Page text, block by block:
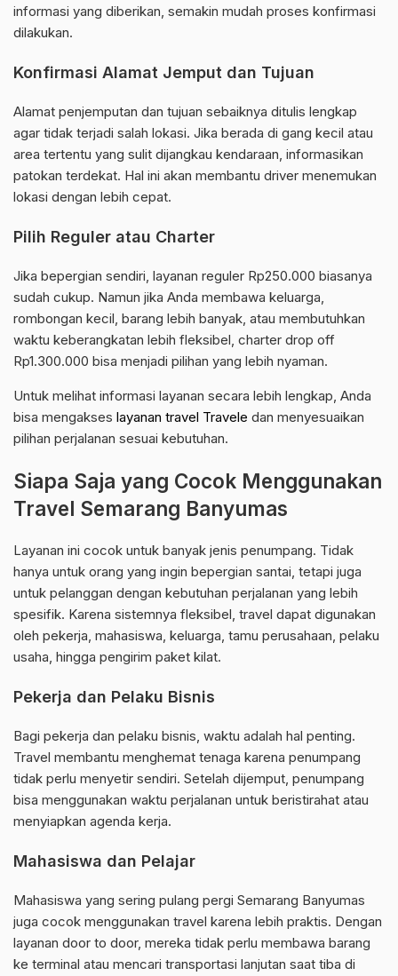
informasi yang diberikan, semakin mudah proses konfirmasi
dilakukan.
Konfirmasi Alamat Jemput dan Tujuan
Alamat penjemputan dan tujuan sebaiknya ditulis lengkap
agar tidak terjadi salah lokasi. Jika berada di gang kecil atau
area tertentu yang sulit dijangkau kendaraan, informasikan
patokan terdekat. Hal ini akan membantu driver menemukan
lokasi dengan lebih cepat.
Pilih Reguler atau Charter
Jika bepergian sendiri, layanan reguler Rp250.000 biasanya
sudah cukup. Namun jika Anda membawa keluarga,
rombongan kecil, barang lebih banyak, atau membutuhkan
waktu keberangkatan lebih fleksibel, charter drop off
Rp1.300.000 bisa menjadi pilihan yang lebih nyaman.
Untuk melihat informasi layanan secara lebih lengkap, Anda
bisa mengakses layanan travel Travele dan menyesuaikan
pilihan perjalanan sesuai kebutuhan.
Siapa Saja yang Cocok Menggunakan
Travel Semarang Banyumas
Layanan ini cocok untuk banyak jenis penumpang. Tidak
hanya untuk orang yang ingin bepergian santai, tetapi juga
untuk pelanggan dengan kebutuhan perjalanan yang lebih
spesifik. Karena sistemnya fleksibel, travel dapat digunakan
oleh pekerja, mahasiswa, keluarga, tamu perusahaan, pelaku
usaha, hingga pengirim paket kilat.
Pekerja dan Pelaku Bisnis
Bagi pekerja dan pelaku bisnis, waktu adalah hal penting.
Travel membantu menghemat tenaga karena penumpang
tidak perlu menyetir sendiri. Setelah dijemput, penumpang
bisa menggunakan waktu perjalanan untuk beristirahat atau
menyiapkan agenda kerja.
Mahasiswa dan Pelajar
Mahasiswa yang sering pulang pergi Semarang Banyumas
juga cocok menggunakan travel karena lebih praktis. Dengan
layanan door to door, mereka tidak perlu membawa barang
ke terminal atau mencari transportasi lanjutan saat tiba di